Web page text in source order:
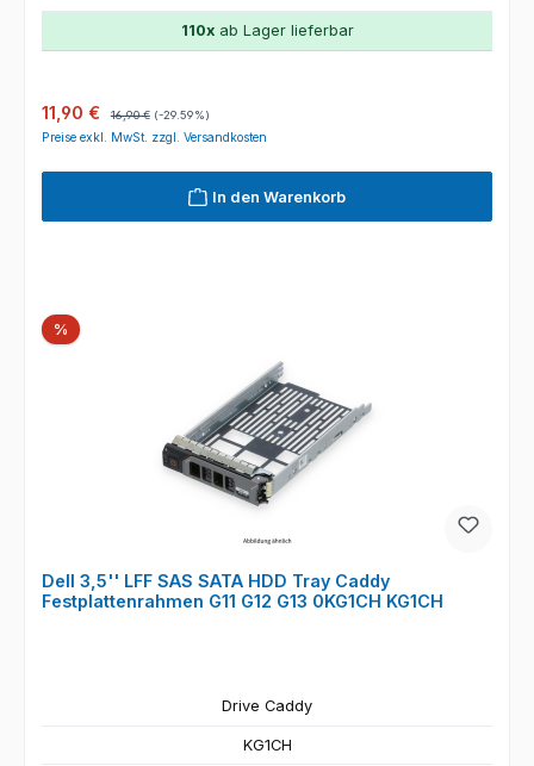
110xab Lager lieferbar
Verkaufspreis:
11,90 € Regulärer Preis:
16,90 € (-29.59%)
Preise exkl. MwSt. zzgl. Versandkosten
In den Warenkorb
%Rabatt
Dell 3,5'' LFF SAS SATA HDD Tray Caddy
Festplattenrahmen G11 G12 G13 0KG1CH KG1CH
Drive Caddy
KG1CH